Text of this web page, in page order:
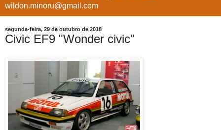
wildon.minoru@gmail.com
segunda-feira, 29 de outubro de 2018
Civic EF9 "Wonder civic"